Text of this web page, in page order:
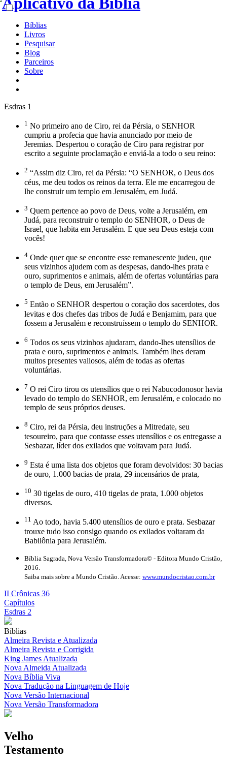
Bíblias
Livros
Pesquisar
Blog
Parceiros
Sobre
Esdras 1
1 No primeiro ano de Ciro, rei da Pérsia, o SENHOR
cumpriu a profecia que havia anunciado por meio de
Jeremias. Despertou o coração de Ciro para registrar por
escrito a seguinte proclamação e enviá-la a todo o seu reino:
2 “Assim diz Ciro, rei da Pérsia: “O SENHOR, o Deus dos
céus, me deu todos os reinos da terra. Ele me encarregou de
lhe construir um templo em Jerusalém, em Judá.
3 Quem pertence ao povo de Deus, volte a Jerusalém, em
Judá, para reconstruir o templo do SENHOR, o Deus de
Israel, que habita em Jerusalém. E que seu Deus esteja com
vocês!
4 Onde quer que se encontre esse remanescente judeu, que
seus vizinhos ajudem com as despesas, dando-lhes prata e
ouro, suprimentos e animais, além de ofertas voluntárias para
o templo de Deus, em Jerusalém”.
5 Então o SENHOR despertou o coração dos sacerdotes, dos
levitas e dos chefes das tribos de Judá e Benjamim, para que
fossem a Jerusalém e reconstruíssem o templo do SENHOR.
6 Todos os seus vizinhos ajudaram, dando-lhes utensílios de
prata e ouro, suprimentos e animais. Também lhes deram
muitos presentes valiosos, além de todas as ofertas
voluntárias.
7 O rei Ciro tirou os utensílios que o rei Nabucodonosor havia
levado do templo do SENHOR, em Jerusalém, e colocado no
templo de seus próprios deuses.
8 Ciro, rei da Pérsia, deu instruções a Mitredate, seu
tesoureiro, para que contasse esses utensílios e os entregasse a
Sesbazar, líder dos exilados que voltavam para Judá.
9 Esta é uma lista dos objetos que foram devolvidos: 30 bacias
de ouro, 1.000 bacias de prata, 29 incensários de prata,
10 30 tigelas de ouro, 410 tigelas de prata, 1.000 objetos
diversos.
11 Ao todo, havia 5.400 utensílios de ouro e prata. Sesbazar
trouxe tudo isso consigo quando os exilados voltaram da
Babilônia para Jerusalém.
Bíblia Sagrada, Nova Versão Transformadora© - Editora Mundo Cristão,
2016.
Saiba mais sobre a Mundo Cristão. Acesse: www.mundocristao.com.br
II Crônicas 36
Capítulos
Esdras 2
Bíblias
Almeira Revista e Atualizada
Almeira Revista e Corrigida
King James Atualizada
Nova Almeida Atualizada
Nova Bíblia Viva
Nova Tradução na Linguagem de Hoje
Nova Versão Internacional
Nova Versão Transformadora
Velho
Testamento